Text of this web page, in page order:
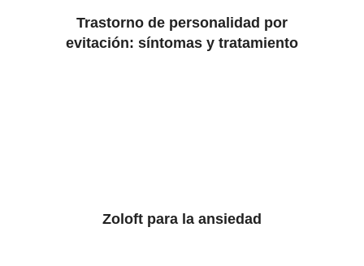
Trastorno de personalidad por
evitación: síntomas y tratamiento
Zoloft para la ansiedad